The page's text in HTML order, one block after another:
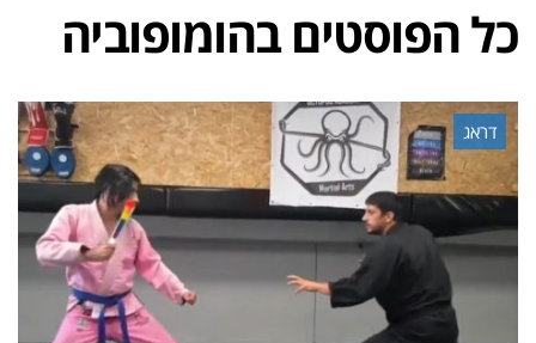
כל הפוסטים בהומופוביה
דראג